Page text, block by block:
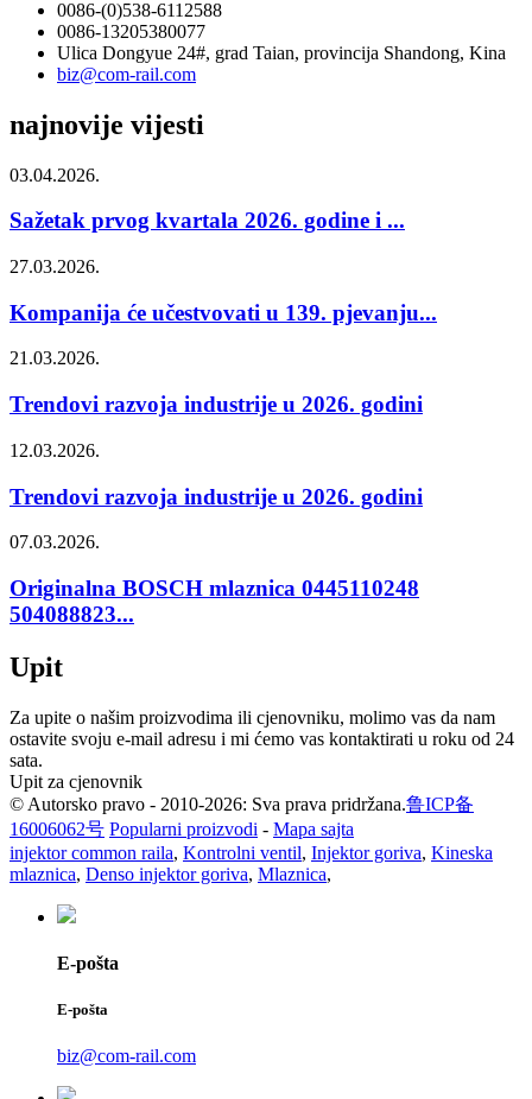
0086-(0)538-6112588
0086-13205380077
Ulica Dongyue 24#, grad Taian, provincija Shandong, Kina
biz@com-rail.com
najnovije vijesti
03.04.2026.
Sažetak prvog kvartala 2026. godine i ...
27.03.2026.
Kompanija će učestvovati u 139. pjevanju...
21.03.2026.
Trendovi razvoja industrije u 2026. godini
12.03.2026.
Trendovi razvoja industrije u 2026. godini
07.03.2026.
Originalna BOSCH mlaznica 0445110248
504088823...
Upit
Za upite o našim proizvodima ili cjenovniku, molimo vas da nam
ostavite svoju e-mail adresu i mi ćemo vas kontaktirati u roku od 24
sata.
Upit za cjenovnik
© Autorsko pravo - 2010-2026: Sva prava pridržana.鲁ICP备
16006062号 Popularni proizvodi - Mapa sajta
injektor common raila, Kontrolni ventil, Injektor goriva, Kineska
mlaznica, Denso injektor goriva, Mlaznica,
E-pošta
E-pošta
biz@com-rail.com